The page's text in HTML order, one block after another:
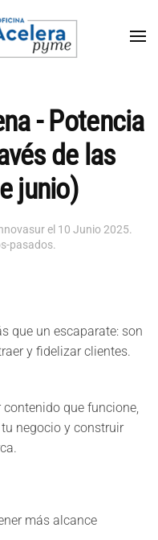
- Potencia
de las
junio)
el 10 Junio 2025.
pasados.
que un escaparate: son
y fidelizar clientes.
contenido que funcione,
negocio y construir
más alcance